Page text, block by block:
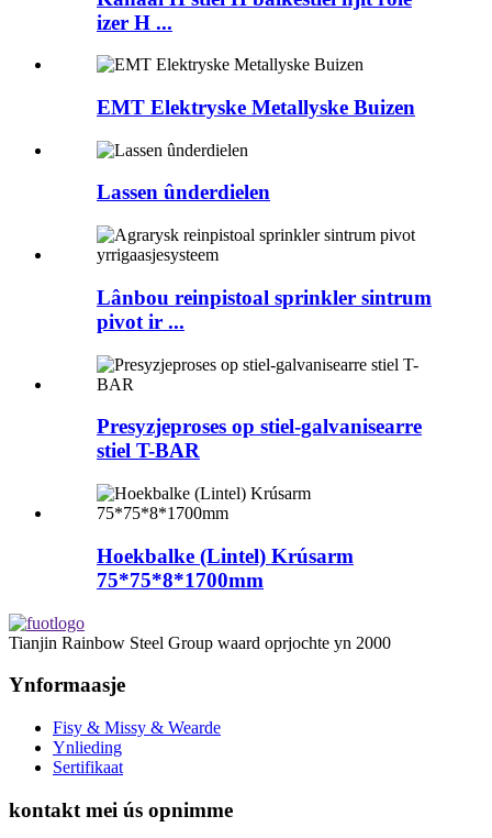
izer H ...
EMT Elektryske Metallyske Buizen
Lassen ûnderdielen
Lânbou reinpistoal sprinkler sintrum
pivot ir ...
Presyzjeproses op stiel-galvanisearre
stiel T-BAR
Hoekbalke (Lintel) Krúsarm
75*75*8*1700mm
Tianjin Rainbow Steel Group waard oprjochte yn 2000
Ynformaasje
Fisy & Missy & Wearde
Ynlieding
Sertifikaat
kontakt mei ús opnimme